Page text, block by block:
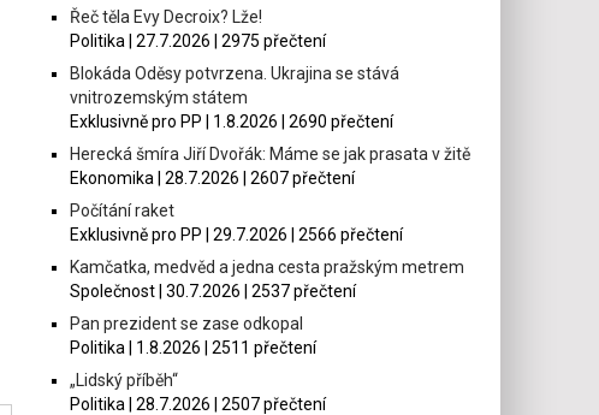
Řeč těla Evy Decroix? Lže!
Politika | 27.7.2026 | 2975 přečtení
Blokáda Oděsy potvrzena. Ukrajina se stává
vnitrozemským státem
Exklusivně pro PP | 1.8.2026 | 2690 přečtení
Herecká šmíra Jiří Dvořák: Máme se jak prasata v žitě
Ekonomika | 28.7.2026 | 2607 přečtení
Počítání raket
Exklusivně pro PP | 29.7.2026 | 2566 přečtení
Kamčatka, medvěd a jedna cesta pražským metrem
Společnost | 30.7.2026 | 2537 přečtení
Pan prezident se zase odkopal
Politika | 1.8.2026 | 2511 přečtení
„Lidský příběh“
Politika | 28.7.2026 | 2507 přečtení